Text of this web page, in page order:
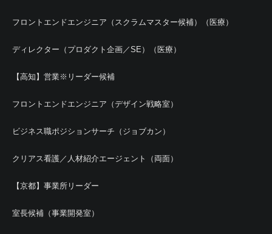
フロントエンドエンジニア（スクラムマスター候補）（医療）
ディレクター（プロダクト企画／SE）（医療）
【高知】営業※リーダー候補
フロントエンドエンジニア（デザイン戦略室）
ビジネス職ポジションサーチ（ジョブカン）
クリアス看護／人材紹介エージェント（両面）
【京都】事業所リーダー
室長候補（事業開発室）